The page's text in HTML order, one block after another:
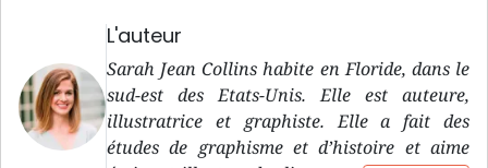
L'auteur
Sarah Jean Collins habite en Floride, dans le
sud-est des Etats-Unis. Elle est auteure,
illustratrice et graphiste. Elle a fait des
études de graphisme et d’histoire et aime